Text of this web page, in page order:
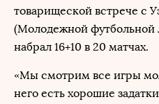
товарищеской встрече с
(Молодежной футбольной
набрал 16+10 в 20 матчах.
«Мы смотрим все игры
него есть хорошие